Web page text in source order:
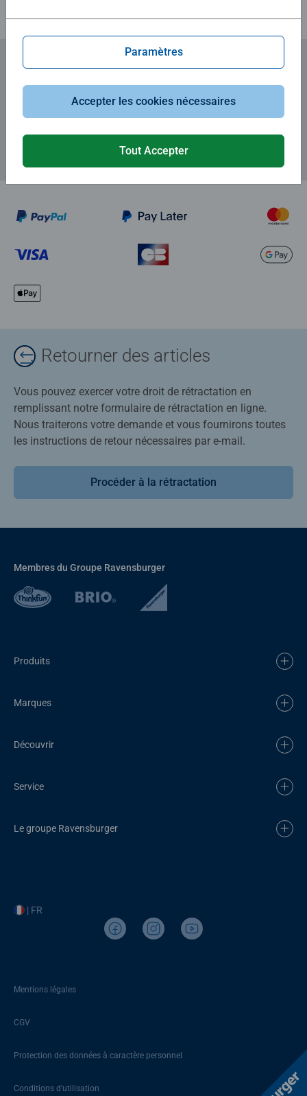
Abonnez-vous à notre newsletter
et recevez un bon d'achat de 5€.
Retourner des articles
Vous pouvez exercer votre droit de rétractation en
remplissant notre formulaire de rétractation en ligne.
Nous traiterons votre demande et vous fournirons toutes
les instructions de retour nécessaires par e-mail.
Procéder à la rétractation
Membres du Groupe Ravensburger
Produits
Marques
Découvrir
Service
Le groupe Ravensburger
| FR
Mentions légales
CGV
Protection des données à caractère personnel
Conditions d’utilisation
Paramètres
Accepter les cookies nécessaires
Tout Accepter